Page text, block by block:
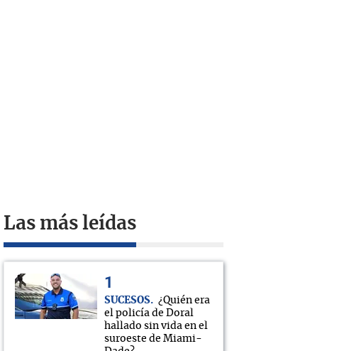
Las más leídas
SUCESOS
¿Quién era
el policía de Doral
hallado sin vida en el
suroeste de Miami-